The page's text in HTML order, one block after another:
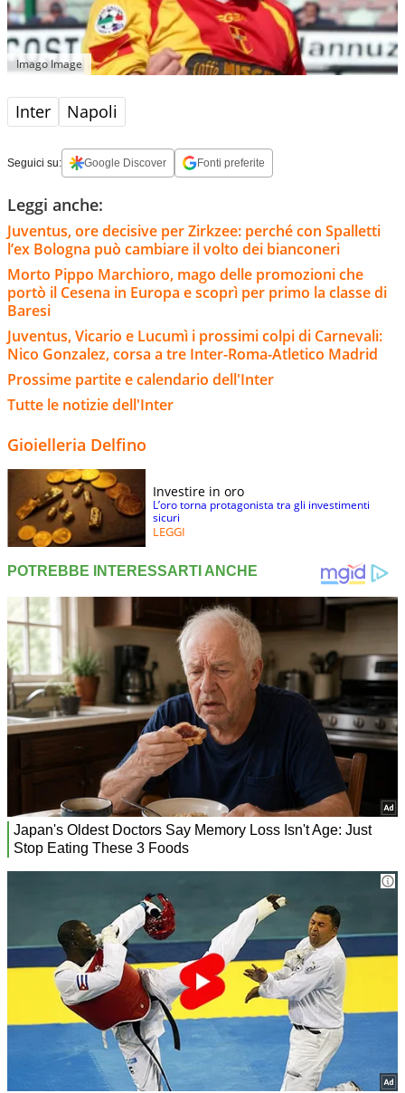
Imago Image
Inter Napoli
Seguici su: Google Discover Fonti preferite
Leggi anche:
Juventus, ore decisive per Zirkzee: perché con Spalletti
l’ex Bologna può cambiare il volto dei bianconeri
Morto Pippo Marchioro, mago delle promozioni che
portò il Cesena in Europa e scoprì per primo la classe di
Baresi
Juventus, Vicario e Lucumì i prossimi colpi di Carnevali:
Nico Gonzalez, corsa a tre Inter-Roma-Atletico Madrid
Prossime partite e calendario dell'Inter
Tutte le notizie dell'Inter
Gioielleria Delfino
Investire in oro
L’oro torna protagonista tra gli investimenti
sicuri
LEGGI